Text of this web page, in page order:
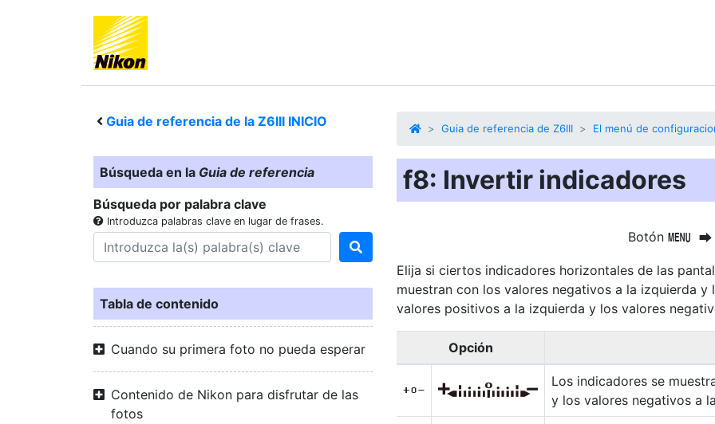
Guia de referencia de la Z6III INICIO
Búsqueda en la Guia de referencia
Búsqueda por palabra clave
Introduzca palabras clave en lugar de frases.
Tabla de contenido
Cuando su primera foto no pueda esperar
Contenido de Nikon para disfrutar de las
fotos
Guia de referencia de Z6III El menú de
f8: Invertir indicadores
Botón G U
Elija si ciertos indicadores horizontales de las
muestran con los valores negativos a la izquierda
valores positivos a la izquierda y los valores
Opción
V
Los indicadores se
y los valores negativos a